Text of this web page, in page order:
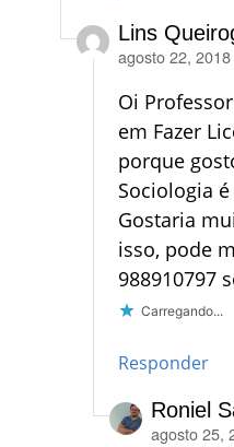
Lins
disse:
agosto 22,
Oi
em Fazer
porque
Sociologia
Gostaria
isso, pode
988910797
Carregando...
Responder
Roniel
disse:
agosto 25,